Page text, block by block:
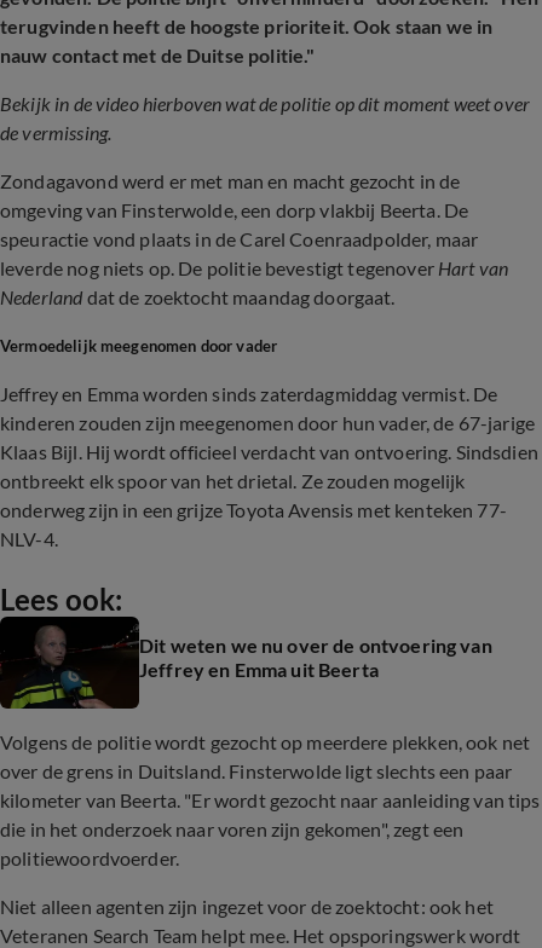
terugvinden heeft de hoogste prioriteit. Ook staan we in
nauw contact met de Duitse politie."
Bekijk in de video hierboven wat de politie op dit moment weet over
de vermissing.
Zondagavond werd er met man en macht gezocht in de
omgeving van Finsterwolde, een dorp vlakbij Beerta. De
speuractie vond plaats in de Carel Coenraadpolder, maar
leverde nog niets op. De politie bevestigt tegenover Hart van
Nederland dat de zoektocht maandag doorgaat.
Vermoedelijk meegenomen door vader
Jeffrey en Emma worden sinds zaterdagmiddag vermist. De
kinderen zouden zijn meegenomen door hun vader, de 67-jarige
Klaas Bijl. Hij wordt officieel verdacht van ontvoering. Sindsdien
ontbreekt elk spoor van het drietal. Ze zouden mogelijk
onderweg zijn in een grijze Toyota Avensis met kenteken 77-
NLV-4.
Lees ook:
Dit weten we nu over de ontvoering van
Jeffrey en Emma uit Beerta
Volgens de politie wordt gezocht op meerdere plekken, ook net
over de grens in Duitsland. Finsterwolde ligt slechts een paar
kilometer van Beerta. "Er wordt gezocht naar aanleiding van tips
die in het onderzoek naar voren zijn gekomen", zegt een
politiewoordvoerder.
Niet alleen agenten zijn ingezet voor de zoektocht: ook het
Veteranen Search Team helpt mee. Het opsporingswerk wordt